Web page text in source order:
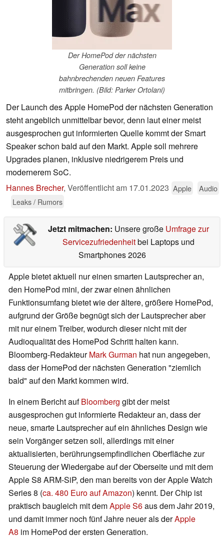
Der HomePod der nächsten
Generation soll keine
bahnbrechenden neuen Features
mitbringen. (Bild: Parker Ortolani)
Der Launch des Apple HomePod der nächsten Generation
steht angeblich unmittelbar bevor, denn laut einer meist
ausgesprochen gut informierten Quelle kommt der Smart
Speaker schon bald auf den Markt. Apple soll mehrere
Upgrades planen, inklusive niedrigerem Preis und
modernerem SoC.
Hannes Brecher, Veröffentlicht am 17.01.2023 Apple
Audio
Leaks / Rumors
Jetzt mitmachen: Unsere große Umfrage zur
Servicezufriedenheitbei Laptops und
Smartphones 2026
Apple bietet aktuell nur einen smarten Lautsprecher an,
den HomePod mini, der zwar einen ähnlichen
Funktionsumfang bietet wie der ältere, größere HomePod,
aufgrund der Größe begnügt sich der Lautsprecher aber
mit nur einem Treiber, wodurch dieser nicht mit der
Audioqualität des HomePod Schritt halten kann.
Bloomberg-RedakteurMark Gurman hat nun angegeben,
dass der HomePod der nächsten Generation "ziemlich
bald" auf den Markt kommen wird.
In einem Bericht aufBloomberg gibt der meist
ausgesprochen gut informierte Redakteur an, dass der
neue, smarte Lautsprecher auf ein ähnliches Design wie
sein Vorgänger setzen soll, allerdings mit einer
aktualisierten, berührungsempfindlichen Oberfläche zur
Steuerung der Wiedergabe auf der Oberseite und mit dem
Apple S8 ARM-SiP, den man bereits von der Apple Watch
Series 8 (ca. 480 Euro auf Amazon) kennt. Der Chip ist
praktisch baugleich mit demApple S6aus dem Jahr 2019,
und damit immer noch fünf Jahre neuer als derApple
A8 im HomePod der ersten Generation.